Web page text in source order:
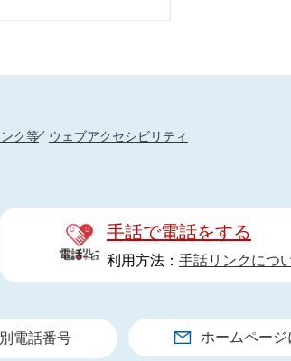
ク等 ウェブアクセシビリティ
手話で電話をする
利用方法： 手話リンクにつ
電話番号 ホームペー